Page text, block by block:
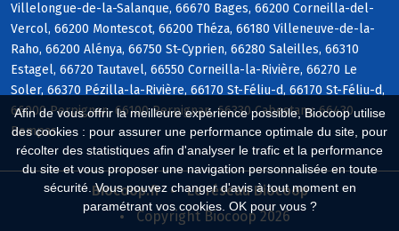
Afin de vous offrir la meilleure expérience possible, Biocoop utilise
des cookies : pour assurer une performance optimale du site, pour
récolter des statistiques afin d'analyser le trafic et la performance
du site et vous proposer une navigation personnalisée en toute
sécurité. Vous pouvez changer d'avis à tout moment en
paramétrant vos cookies. OK pour vous ?
Villelongue-de-la-Salanque, 66670 Bages, 66200 Corneilla-del-
Vercol, 66200 Montescot, 66200 Théza, 66180 Villeneuve-de-la-
Raho, 66200 Alénya, 66750 St-Cyprien, 66280 Saleilles, 66310
Estagel, 66720 Tautavel, 66550 Corneilla-la-Rivière, 66270 Le
Soler, 66370 Pézilla-la-Rivière, 66170 St-Féliu-d, 66170 St-Féliu-d,
66000 Perpignan, 66100 Perpignan, 66330 Cabestany, 66430
Bompas
Biocoop.fr
Le réseau Biocoop
Copyright Biocoop 2026